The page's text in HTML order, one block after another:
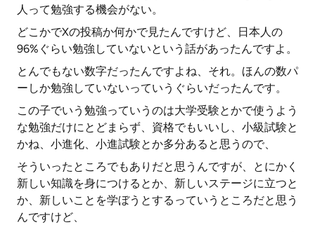
人って勉強する機会がない。
どこかでXの投稿か何かで見たんですけど、日本人の
96%ぐらい勉強していないという話があったんですよ。
とんでもない数字だったんですよね、それ。ほんの数パ
ーしか勉強していないっていうぐらいだったんです。
この子でいう勉強っていうのは大学受験とかで使うよう
な勉強だけにとどまらず、資格でもいいし、小級試験と
かね、小進化、小進試験とか多分あると思うので、
そういったところでもありだと思うんですが、とにかく
新しい知識を身につけるとか、新しいステージに立つと
か、新しいことを学ぼうとするっていうところだと思う
んですけど、